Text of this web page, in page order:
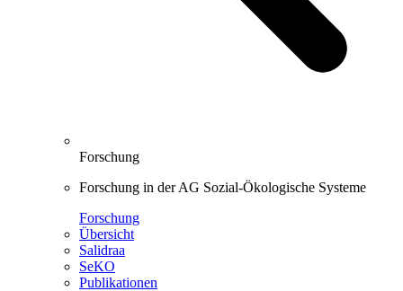
Forschung
Forschung in der AG Sozial-Ökologische Systeme
Forschung
Übersicht
Salidraa
SeKO
Publikationen